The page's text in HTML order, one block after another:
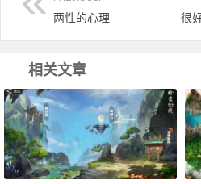
两性的心理
相关文章